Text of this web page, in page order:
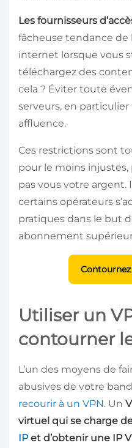
Les fournisseurs
fâcheuse tendance
internet lorsque vous
téléchargez des
cela ? Éviter toute
serveurs, en
affluence.
Ces restrictions sont
pour le moins injustes,
pas vous votre argent.
certains opérateurs
pratiques dans le but
abonnement
Utiliser un
contourner
L’un des moyens de
abusives de votre
recourir à un VPN. Un
virtuel qui se charge
IPet d’obtenir une IP